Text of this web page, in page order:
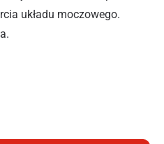
układu moczowego.